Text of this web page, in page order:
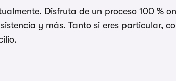
Disfruta de un proceso 100 %
y más. Tanto si eres particular,